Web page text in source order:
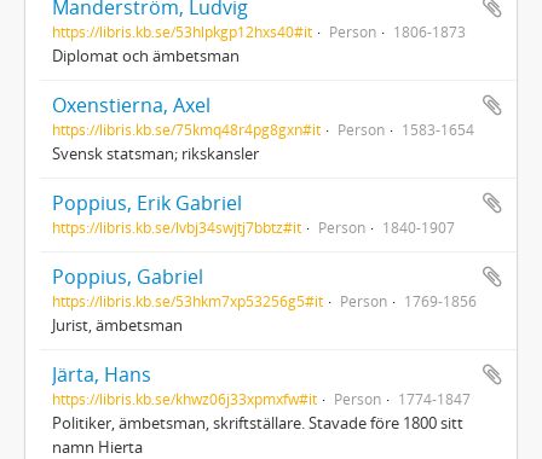
Manderström, Ludvig
https://libris.kb.se/53hlpkgp12hxs40#it Person 1806-1873
Diplomat och ämbetsman
Oxenstierna, Axel
https://libris.kb.se/75kmq48r4pg8gxn#it Person 1583-1654
Svensk statsman; rikskansler
Poppius, Erik Gabriel
https://libris.kb.se/lvbj34swjtj7bbtz#it Person 1840-1907
Poppius, Gabriel
https://libris.kb.se/53hkm7xp53256g5#it Person 1769-1856
Jurist, ämbetsman
Järta, Hans
https://libris.kb.se/khwz06j33xpmxfw#it Person 1774-1847
Politiker, ämbetsman, skriftställare. Stavade före 1800 sitt
namn Hierta